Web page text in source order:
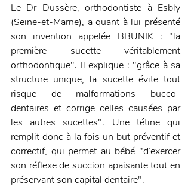
Le Dr Dussère, orthodontiste à Esbly
(Seine-et-Marne), a quant à lui présenté
son invention appelée BBUNIK : "la
première sucette véritablement
orthodontique". Il explique : "grâce à sa
structure unique, la sucette évite tout
risque de malformations bucco-
dentaires et corrige celles causées par
les autres sucettes". Une tétine qui
remplit donc à la fois un but préventif et
correctif, qui permet au bébé "d’exercer
son réflexe de succion apaisante tout en
préservant son capital dentaire".